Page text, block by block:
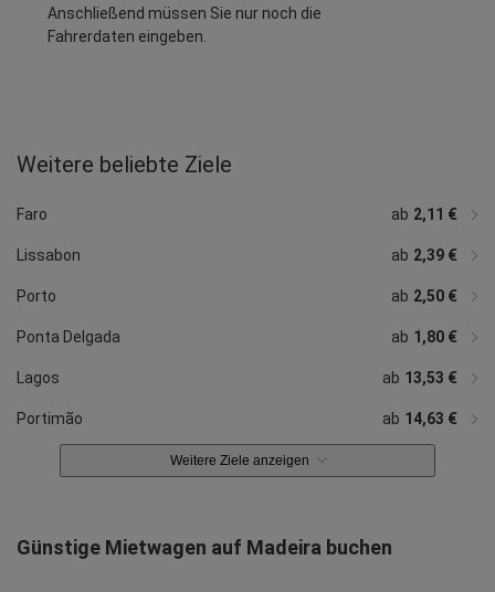
Anschließend müssen Sie nur noch die
Fahrerdaten eingeben.
Weitere beliebte Ziele
Faro ab 2,11 €
Lissabon ab 2,39 €
Porto ab 2,50 €
Ponta Delgada ab 1,80 €
Lagos ab 13,53 €
Portimão ab 14,63 €
Setubal
Figueira da Foz
Weitere Ziele anzeigen
Günstige Mietwagen auf Madeira buchen